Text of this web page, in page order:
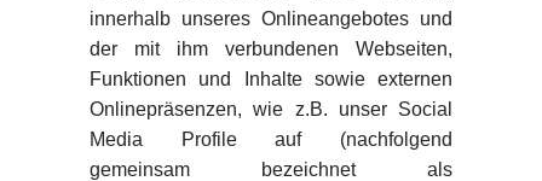
innerhalb unseres Onlineangebotes und
der mit ihm verbundenen Webseiten,
Funktionen und Inhalte sowie externen
Onlinepräsenzen, wie z.B. unser Social
Media Profile auf (nachfolgend
gemeinsam bezeichnet als